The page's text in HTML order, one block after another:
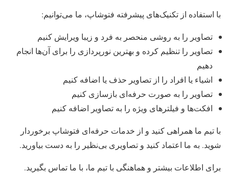
با استفاده از تکنیک‌های پیشرفته فتوشاپ، ما می‌توانیم:
تصاویر را به روشی منحصر به فرد و زیبا ویرایش کنیم
تصاویر را تنظیم کرده و بهترین نورپردازی را برای آن‌ها انجام
دهیم
اشیاء یا افراد را از تصاویر حذف یا اضافه کنیم
تصاویر را به صورت حرفه‌ای بازسازی کنیم
افکت‌ها و فیلترهای ویژه را به تصاویر اضافه کنیم
با تیم ما همراهی کنید و از خدمات حرفه‌ای فتوشاپ برخوردار
شوید. به ما اعتماد کنید و تصاویری بی‌نظیر را به دست بیاورید.
برای اطلاعات بیشتر و هماهنگی با تیم ما، با ما تماس بگیرید.